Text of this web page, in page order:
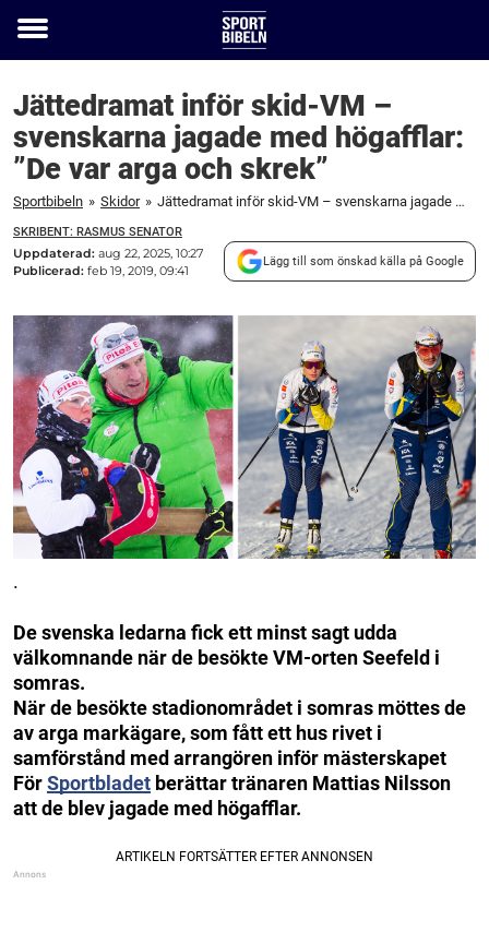
Toggle
Jättedramat inför skid-VM –
svenskarna jagade med högafflar:
”De var arga och skrek”
Sportbibeln » Skidor » Jättedramat inför skid-VM – svenskarna jagade med högafflar: "De var arga och skrek"
SKRIBENT: RASMUS SENATOR
Uppdaterad: aug 22, 2025, 10:27
Publicerad: feb 19, 2019, 09:41
Lägg till som önskad källa på Google
.
De svenska ledarna fick ett minst sagt udda
välkomnande när de besökte VM-orten Seefeld i
somras.
När de besökte stadionområdet i somras möttes de
av arga markägare, som fått ett hus rivet i
samförstånd med arrangören inför mästerskapet
FörSportbladet berättar tränaren Mattias Nilsson
att de blev jagade med högafflar.